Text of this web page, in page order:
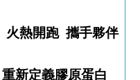
跑 攜手夥伴